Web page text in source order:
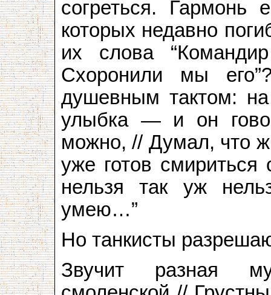
согреться. Гармонь
которых недавно
их слова
Схоронили мы
душевным тактом:
улыбка — и он
можно, // Думал, что ж
уже готов смириться
нельзя так уж
умею…”
Но танкисты
Звучит разная